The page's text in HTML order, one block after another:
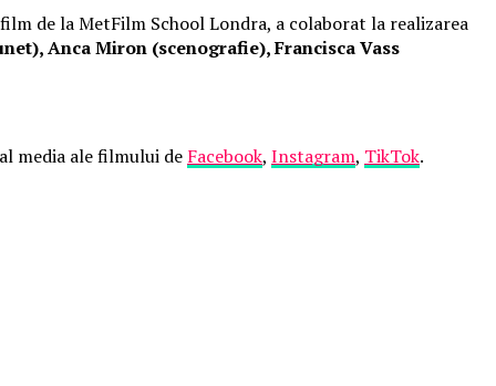
de la MetFilm School Londra, a colaborat la realizarea
Anca Miron (scenografie), Francisca Vass
media ale filmului de Facebook, Instagram, TikTok.